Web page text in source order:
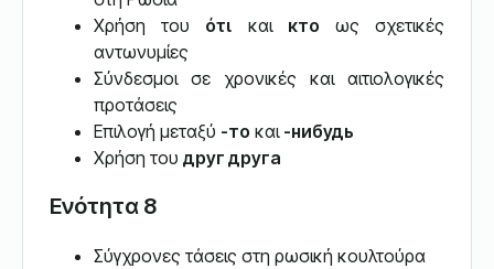
Χρήση του ότι και кто ως σχετικές
αντωνυμίες
Σύνδεσμοι σε χρονικές και αιτιολογικές
προτάσεις
Επιλογή μεταξύ -то και -нибудь
Χρήση του друг друга
Ενότητα 8
Σύγχρονες τάσεις στη ρωσική κουλτούρα